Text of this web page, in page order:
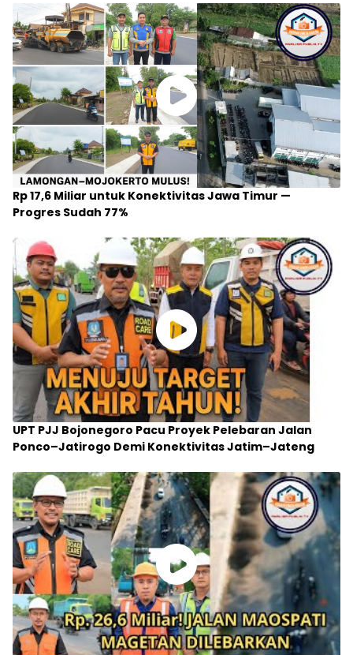
Rp 17,6 Miliar untuk Konektivitas Jawa Timur —
Progres Sudah 77%
UPT PJJ Bojonegoro Pacu Proyek Pelebaran Jalan
Ponco–Jatirogo Demi Konektivitas Jatim–Jateng